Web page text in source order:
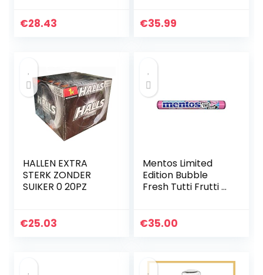
Herhsey Mit
€28.43 €35.99
HALLEN EXTRA
STERK ZONDER
SUIKER 0 20PZ
€25.03
Mentos Limited
Edition Bubble
Fresh Tutti Frutti –
€35.00